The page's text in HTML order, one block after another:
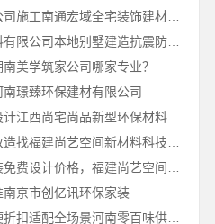
靠谱一站式家装公司施工南通宏域全宅装饰建材有限公司
重庆御墅建筑材料有限公司本地别墅建造抗震防风优惠
美学筑家公司哪家专业？
璟臻环保建材有限公司
江西家装奶油风设计江西尚宅尚品新型环保材料有限公司
京市创亿讯环保家装
社区轻投入零食硬折扣适配全场景河南零百味供应链有限公司